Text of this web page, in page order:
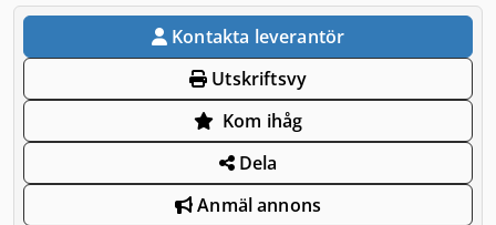
Kontakta leverantör
Utskriftsvy
Kom ihåg
Dela
Anmäl annons